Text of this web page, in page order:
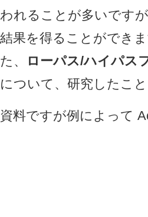
われることが多いです
結果を得ることができ
た、
ローパス/ハイパス
について、研究したこ
資料ですが例によって